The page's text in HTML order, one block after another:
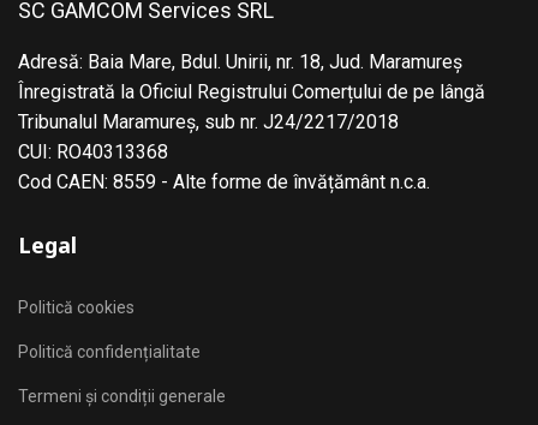
SC GAMCOM Services SRL
Adresă: Baia Mare, Bdul. Unirii, nr. 18, Jud. Maramureş
Înregistrată la Oficiul Registrului Comerțului de pe lângă
Tribunalul Maramureş, sub nr. J24/2217/2018
CUI: RO40313368
Cod CAEN: 8559 - Alte forme de învățământ n.c.a.
Legal
Politică cookies
Politică confidențialitate
Termeni și condiții generale